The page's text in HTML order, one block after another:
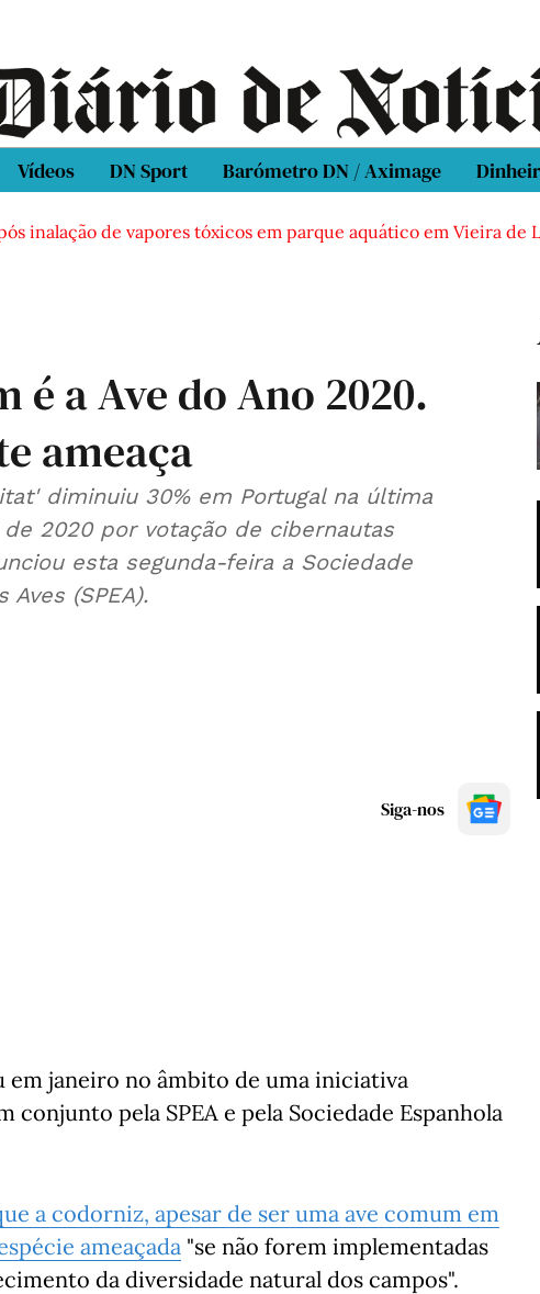
Vídeos DN Sport Barómetro DN / Aximage
de vapores tóxicos em parque aquático em Vieira de
a Ave do Ano 2020.
ameaça
diminuiu 30% em Portugal na última
2020 por votação de cibernautas
esta segunda-feira a Sociedade
(SPEA).
Siga-nos
janeiro no âmbito de uma iniciativa
conjunto pela SPEA e pela Sociedade Espanhola
a codorniz, apesar de ser uma ave comum em
ameaçada "se não forem implementadas
da diversidade natural dos campos".